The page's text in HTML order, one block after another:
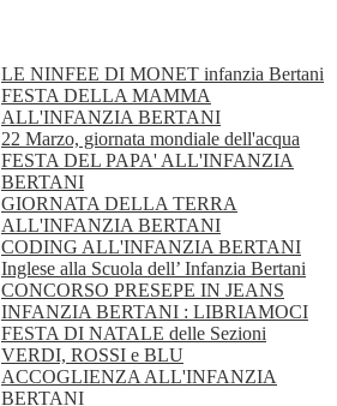
LE NINFEE DI MONET infanzia Bertani
FESTA DELLA MAMMA
ALL'INFANZIA BERTANI
22 Marzo, giornata mondiale dell'acqua
FESTA DEL PAPA' ALL'INFANZIA
BERTANI
GIORNATA DELLA TERRA
ALL'INFANZIA BERTANI
CODING ALL'INFANZIA BERTANI
Inglese alla Scuola dell’ Infanzia Bertani
CONCORSO PRESEPE IN JEANS
INFANZIA BERTANI : LIBRIAMOCI
FESTA DI NATALE delle Sezioni
VERDI, ROSSI e BLU
ACCOGLIENZA ALL'INFANZIA
BERTANI